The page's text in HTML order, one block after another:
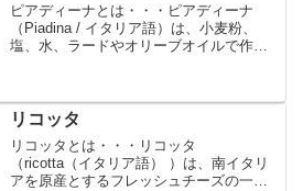
ピアディーナとは・・・ピアディーナ
（Piadina / イタリア語）は、小麦粉、
塩、水、ラードやオリーブオイルで作る
野菜などを挟んで食...
リコッタ
リコッタとは・・・リコッタ
（ricotta（イタリア語） ）は、南イタリ
アを原産とするフレッシュチーズの一